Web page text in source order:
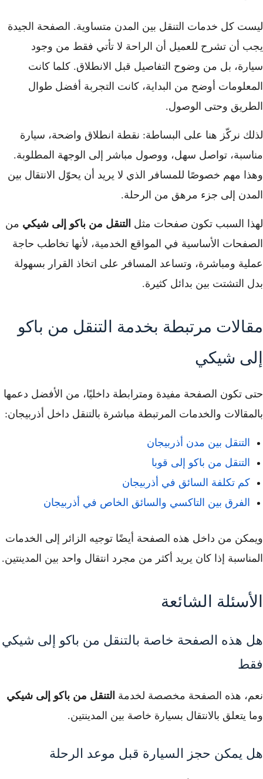
ليست كل خدمات التنقل بين المدن متساوية. الصفحة الجيدة
يجب أن تشرح للعميل أن الراحة لا تأتي فقط من وجود
سيارة، بل من وضوح التفاصيل قبل الانطلاق. كلما كانت
المعلومات أوضح من البداية، كانت التجربة أفضل طوال
الطريق وحتى الوصول.
لذلك نركّز هنا على البساطة: نقطة انطلاق واضحة، سيارة
مناسبة، تواصل سهل، ووصول مباشر إلى الوجهة المطلوبة.
وهذا مهم خصوصًا للمسافر الذي لا يريد أن يحوّل الانتقال بين
المدن إلى جزء مرهق من الرحلة.
لهذا السبب تكون صفحات مثل التنقل من باكو إلى شيكي من
الصفحات الأساسية في المواقع الخدمية، لأنها تخاطب حاجة
عملية ومباشرة، وتساعد المسافر على اتخاذ القرار بسهولة
بدل التشتت بين بدائل كثيرة.
مقالات مرتبطة بخدمة التنقل من باكو
إلى شيكي
حتى تكون الصفحة مفيدة ومترابطة داخليًا، من الأفضل دعمها
بالمقالات والخدمات المرتبطة مباشرة بالتنقل داخل أذربيجان:
التنقل بين مدن أذربيجان
التنقل من باكو إلى قوبا
كم تكلفة السائق في أذربيجان
الفرق بين التاكسي والسائق الخاص في أذربيجان
ويمكن من داخل هذه الصفحة أيضًا توجيه الزائر إلى الخدمات
المناسبة إذا كان يريد أكثر من مجرد انتقال واحد بين المدينتين.
الأسئلة الشائعة
هل هذه الصفحة خاصة بالتنقل من باكو إلى شيكي
فقط
نعم، هذه الصفحة مخصصة لخدمة التنقل من باكو إلى شيكي
وما يتعلق بالانتقال بسيارة خاصة بين المدينتين.
هل يمكن حجز السيارة قبل موعد الرحلة